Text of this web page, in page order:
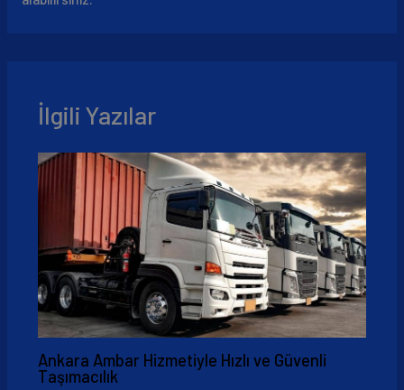
İlgili Yazılar
Ankara Ambar Hizmetiyle Hızlı ve Güvenli
Taşımacılık